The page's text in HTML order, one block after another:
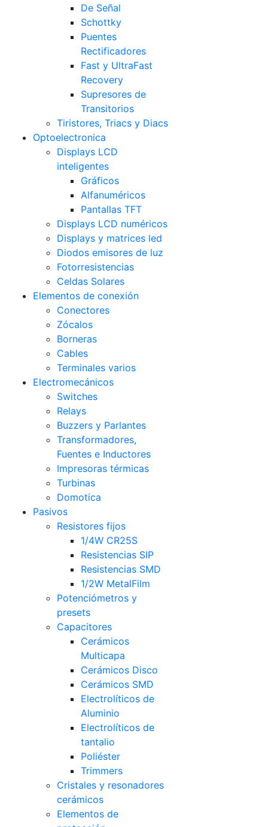
De Señal
Schottky
Puentes
Rectificadores
Fast y UltraFast
Recovery
Supresores de
Transitorios
Tiristores, Triacs y Diacs
Optoelectronica
Displays LCD
inteligentes
Gráficos
Alfanuméricos
Pantallas TFT
Displays LCD numéricos
Displays y matrices led
Diodos emisores de luz
Fotorresistencias
Celdas Solares
Elementos de conexión
Conectores
Zócalos
Borneras
Cables
Terminales varios
Electromecánicos
Switches
Relays
Buzzers y Parlantes
Transformadores,
Fuentes e Inductores
Impresoras térmicas
Turbinas
Domotica
Pasivos
Resistores fijos
1/4W CR25S
Resistencias SIP
Resistencias SMD
1/2W MetalFilm
Potenciómetros y
presets
Capacitores
Cerámicos
Multicapa
Cerámicos Disco
Cerámicos SMD
Electrolíticos de
Aluminio
Electrolíticos de
tantalio
Poliéster
Trimmers
Cristales y resonadores
cerámicos
Elementos de